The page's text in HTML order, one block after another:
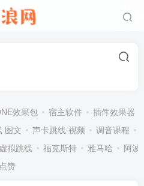
效果包 宿主软件
插件效果器
图文 声卡跳线 视频 调音课程
虚拟跳线 福克斯特 雅马哈
阿波
点赞